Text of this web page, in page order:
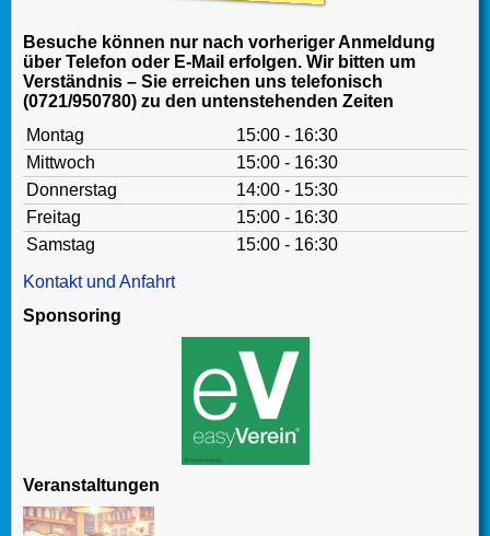
Besuche können nur nach vorheriger Anmeldung
über Telefon oder E-Mail erfolgen. Wir bitten um
Verständnis – Sie erreichen uns telefonisch
(0721/950780) zu den untenstehenden Zeiten
Montag
15:00 - 16:30
Mittwoch
15:00 - 16:30
Donnerstag
14:00 - 15:30
Freitag
15:00 - 16:30
Samstag
15:00 - 16:30
Kontakt und Anfahrt
Sponsoring
Veranstaltungen